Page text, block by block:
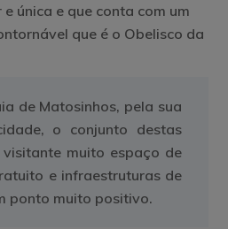
única e que conta com um
que é o Obelisco da
de Matosinhos, pela sua
o conjunto destas
muito espaço de
e infraestruturas de
ponto muito positivo.